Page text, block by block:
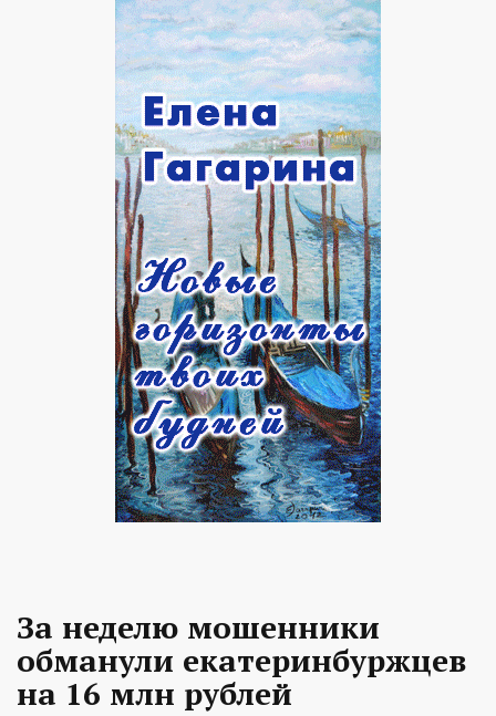
За неделю мошенники
обманули екатеринбуржцев
на 16 млн рублей